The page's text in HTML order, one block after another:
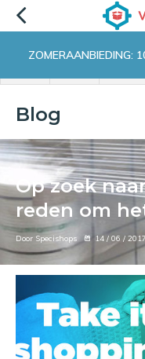
ZOMERAANBIEDING:
Blog
Op zoek
reden om
Door Specishops 14 / 06 / 2017